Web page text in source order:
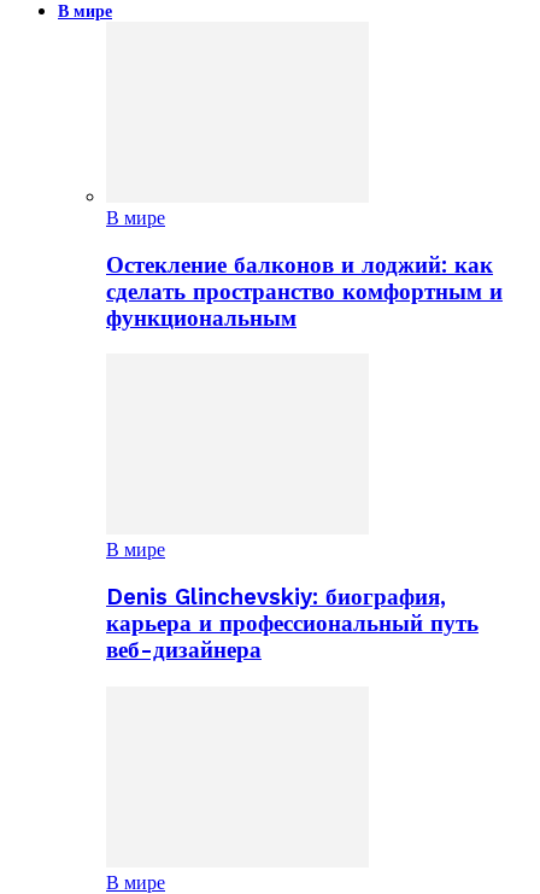
В мире
В мире
Остекление балконов и лоджий: как
сделать пространство комфортным и
функциональным
В мире
Denis Glinchevskiy: биография,
карьера и профессиональный путь
веб-дизайнера
В мире